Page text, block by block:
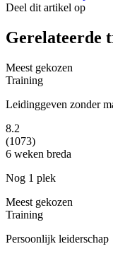
Deel dit artikel op
Gerelateerde
Meest gekozen
Training
Leidinggeven zonder
8.2
(1073)
6 weken breda
Nog 1 plek
Meest gekozen
Training
Persoonlijk leiderschap